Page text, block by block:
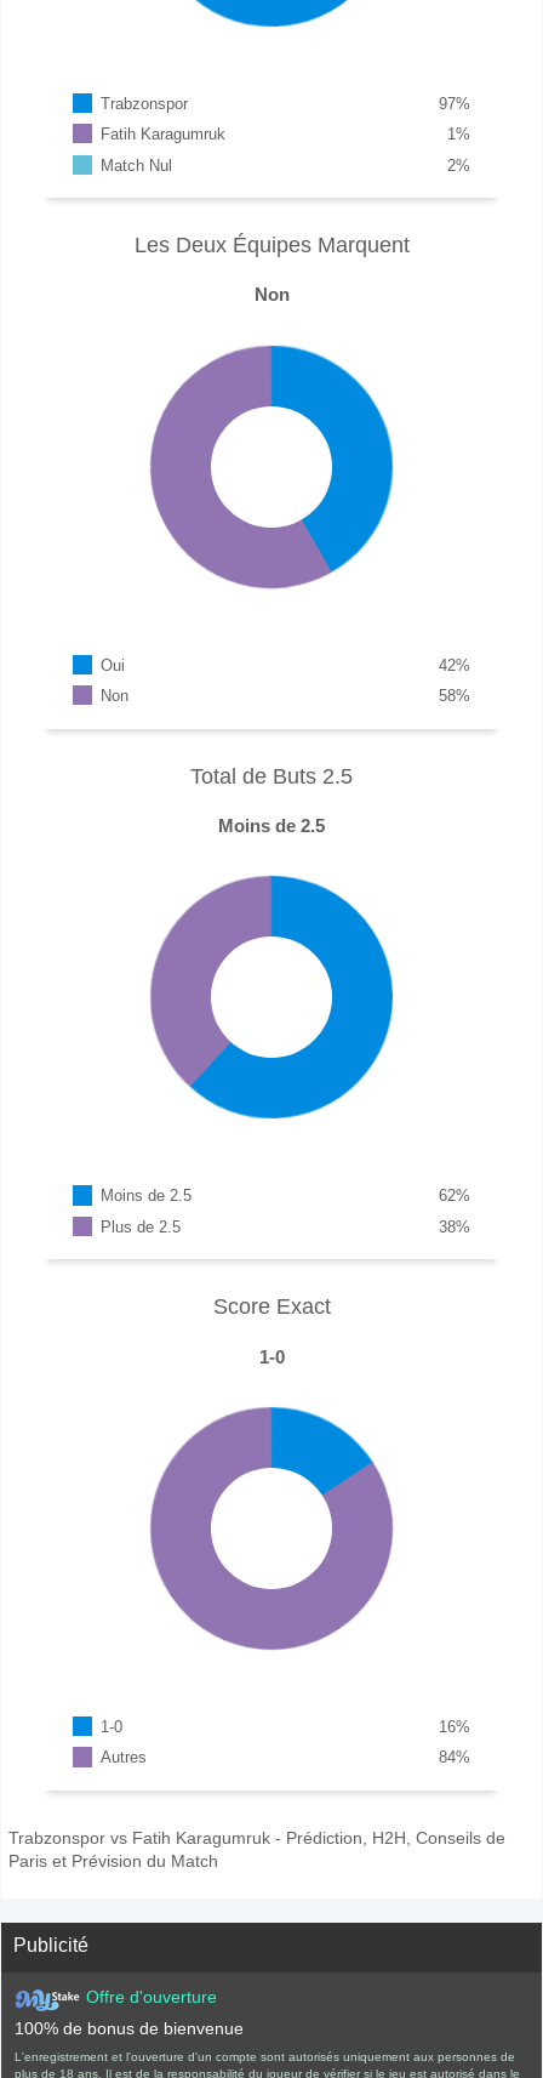
Trabzonspor %
97
Fatih Karagumruk
%
1
Match Nul
%
2
Les Deux Équipes Marquent
Non
Oui %
42
Non
%
58
Total de Buts 2.5
Moins de 2.5
Moins de 2.5 %
62
Plus de 2.5
%
38
Score Exact
1-0
1-0 %
16
Autres
%
84
Trabzonspor vs Fatih Karagumruk - Prédiction, H2H, Conseils de
Paris et Prévision du Match
Publicité
Offre d'ouverture
100% de bonus de bienvenue
L'enregistrement et l'ouverture d'un compte sont autorisés uniquement aux personnes de
plus de 18 ans. Il est de la responsabilité du joueur de vérifier si le jeu est autorisé dans le